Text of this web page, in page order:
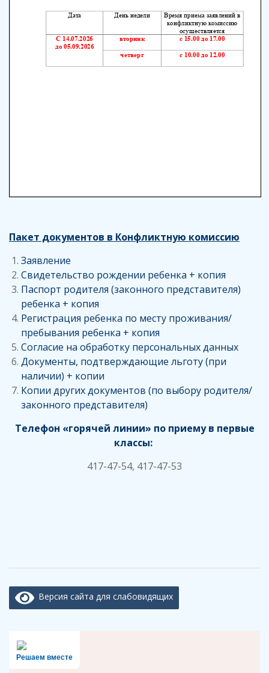
Пакет документов в Конфликтную комиссию
Заявление
Свидетельство рождении ребенка + копия
Паспорт родителя (законного представителя)
ребенка + копия
Регистрация ребенка по месту проживания/
пребывания ребенка + копия
Согласие на обработку персональных данных
Документы, подтверждающие льготу (при
наличии) + копии
Копии других документов (по выбору родителя/
законного представителя)
Телефон «горячей линии» по приему в первые
классы:
417-47-54, 417-47-53
Версия сайта для слабовидящих
Решаем вместе